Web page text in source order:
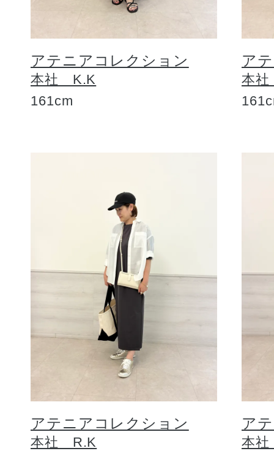
アテニアコレクション
本社 K.K
161cm
ア
本
アテニアコレクション
本社 R.K
ア
本